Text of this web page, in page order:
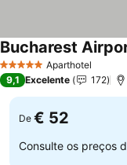
5 Estrelas Aparthotel
Bucharest
9,1 Excelente 172
De € 52
Consulte os preços